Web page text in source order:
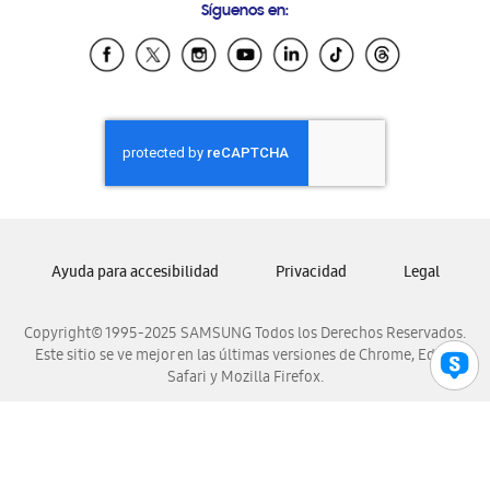
Samsung Ecuador
Samsung El Salvador
Samsung Honduras
Samsung Nicaragua
Samsung Panamá
Samsung Venezuela
Síguenos en:
Copyright© 1995-2025 SAMSUNG Todos los Derechos Reservados.
Este sitio se ve mejor en las últimas versiones de Chrome, Edge,
Safari y Mozilla Firefox.
Ayuda para accesibilidad Privacidad Legal